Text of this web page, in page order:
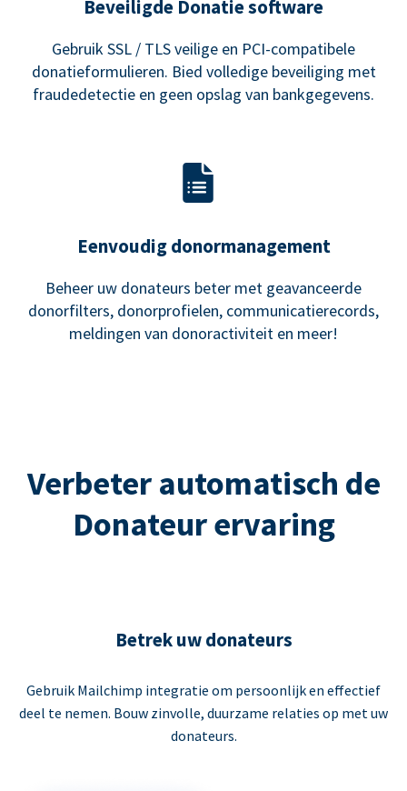
Beveiligde Donatie software
Gebruik SSL / TLS veilige en PCI-compatibele
donatieformulieren. Bied volledige beveiliging met
fraudedetectie en geen opslag van bankgegevens.
Eenvoudig donormanagement
Beheer uw donateurs beter met geavanceerde
donorfilters, donorprofielen, communicatierecords,
meldingen van donoractiviteit en meer!
Verbeter automatisch de
Donateur ervaring
Betrek uw donateurs
Gebruik Mailchimp integratie om persoonlijk en effectief
deel te nemen. Bouw zinvolle, duurzame relaties op met uw
donateurs.